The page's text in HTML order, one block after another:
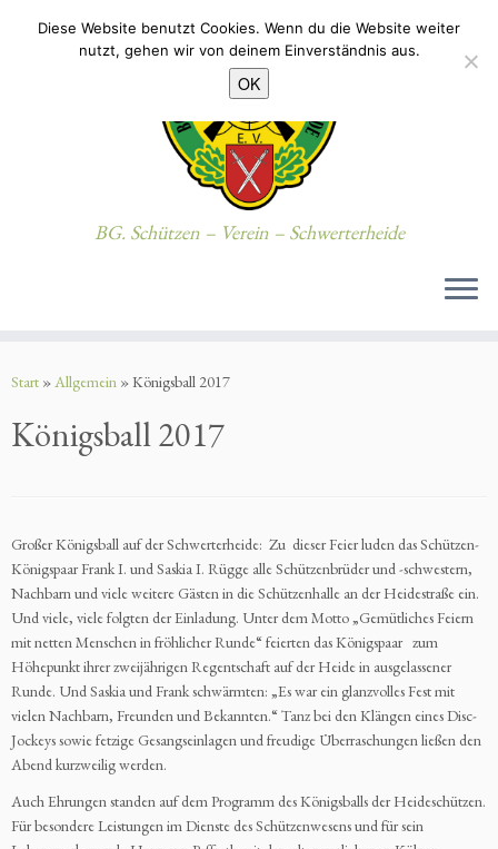
Inhalt
BG. Schützen – Verein – Schwerterheide
Start »Allgemein »Königsball 2017
Königsball 2017
Großer Königsball auf der Schwerterheide: Zu dieser Feier luden das Schützen-
Königspaar Frank I. und Saskia I. Rügge alle Schützenbrüder und -schwestern,
Nachbarn und viele weitere Gästen in die Schützenhalle an der Heidestraße ein.
Und viele, viele folgten der Einladung. Unter dem Motto „Gemütliches Feiern
mit netten Menschen in fröhlicher Runde“ feierten das Königspaar zum
Höhepunkt ihrer zweijährigen Regentschaft auf der Heide in ausgelassener
Runde. Und Saskia und Frank schwärmten: „Es war ein glanzvolles Fest mit
vielen Nachbarn, Freunden und Bekannten.“ Tanz bei den Klängen eines Disc-
Jockeys sowie fetzige Gesangseinlagen und freudige Überraschungen ließen den
Abend kurzweilig werden.
Auch Ehrungen standen auf dem Programm des Königsballs der Heideschützen.
Für besondere Leistungen im Dienste des Schützenwesens und für sein
Diese Website benutzt Cookies. Wenn du die Website weiter
nutzt, gehen wir von deinem Einverständnis aus.
OK